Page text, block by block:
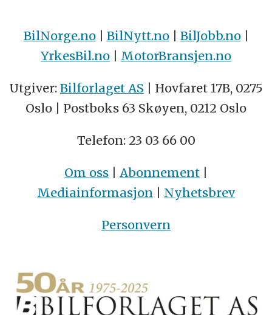
BilNorge.no| BilNytt.no| BilJobb.no|
YrkesBil.no | MotorBransjen.no
Utgiver: Bilforlaget AS | Hovfaret 17B, 0275
Oslo | Postboks 63 Skøyen, 0212 Oslo
Telefon: 23 03 66 00
Om oss | Abonnement |
Mediainformasjon | Nyhetsbrev
Personvern